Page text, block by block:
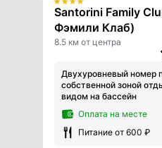
Santorini Family
Фэмили Клаб)
8.5 км от центра
Двухуровневый номер
собственной зоной
видом на бассейн
Оплата на месте
Питание от 600 ₽